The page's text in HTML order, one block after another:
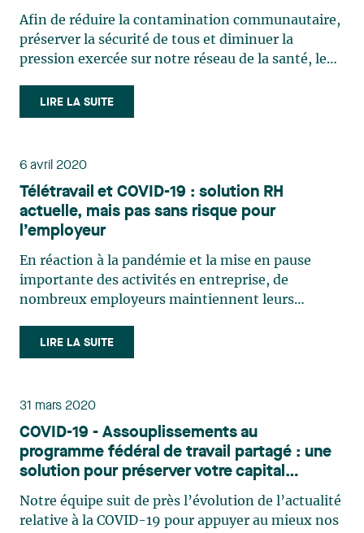
Afin de réduire la contamination communautaire,
préserver la sécurité de tous et diminuer la
pression exercée sur notre réseau de la santé, le
supplémentaires de chacun, tant dans sa vie
privée qu’au travail. Ces efforts comprennent
LIRE LA SUITE
6 avril 2020
Télétravail et COVID-19 : solution RH
actuelle, mais pas sans risque pour
l’employeur
En réaction à la pandémie et la mise en pause
importante des activités en entreprise, de
nombreux employeurs maintiennent leurs
ont dû procéder avec célérité à un redéploiement
de leurs ressources humaines d’une ampleur qui
LIRE LA SUITE
31 mars 2020
COVID-19 - Assouplissements au
programme fédéral de travail partagé : une
solution pour préserver votre capital
humain?
Notre équipe suit de près l’évolution de l’actualité
relative à la COVID-19 pour appuyer au mieux nos